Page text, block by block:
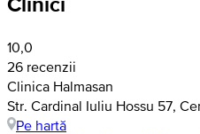
10,0
26 recenzii
Clinica Halmasan
Str. Cardinal Iuliu Hossu 57,
Pe hartă